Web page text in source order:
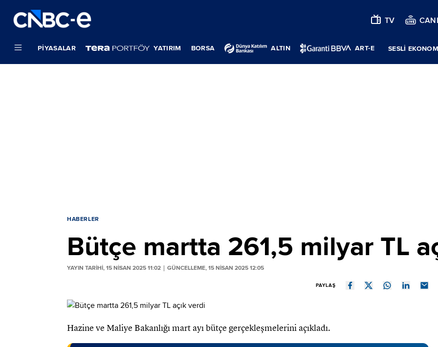
TV
PIYASALAR YATIRIM BORSA ALTIN ART-E SESLİ
HABERLER
Bütçe martta 261,5 milyar TL
YAYIN TARİHİ, 15 NISAN 2025 11:02 GÜNCELLEME, 15 NISAN 2025 12:05
PAYLAŞ
Hazine ve Maliye Bakanlığı mart ayı bütçe gerçekleşmelerini açıkladı.